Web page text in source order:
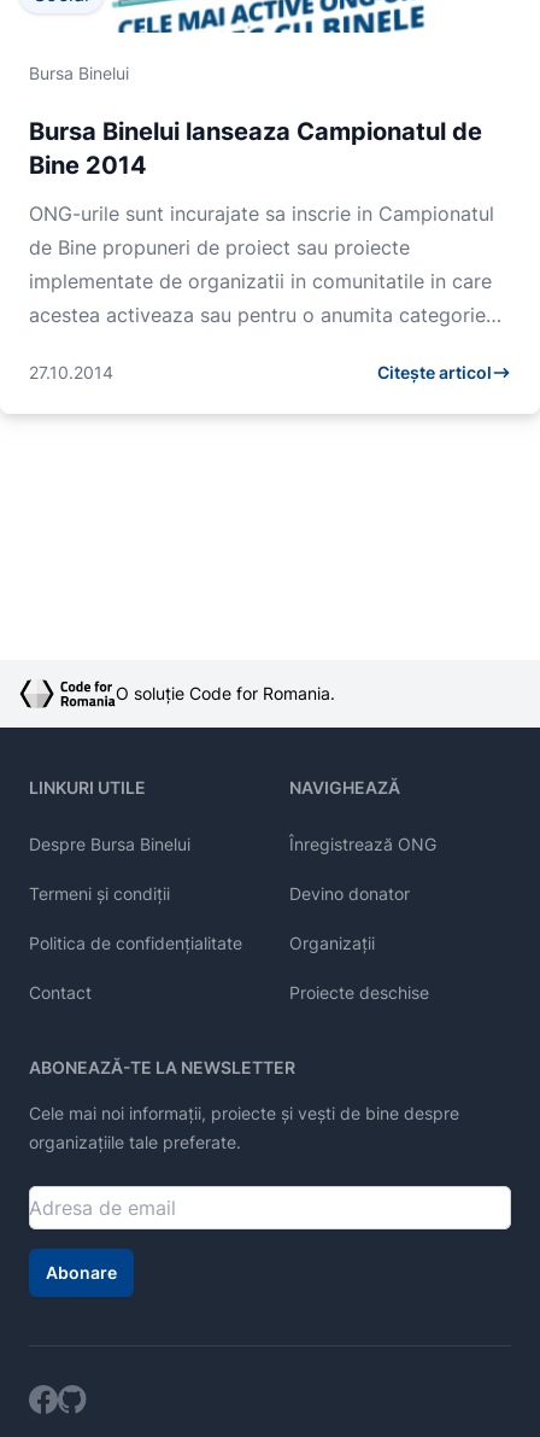
Bursa Binelui
Bursa Binelui lanseaza Campionatul de
Bine 2014
ONG-urile sunt incurajate sa inscrie in Campionatul
de Bine propuneri de proiect sau proiecte
implementate de organizatii in comunitatile in care
acestea activeaza sau pentru o anumita categorie
27.10.2014 Citește articol
O soluție Code for Romania.
LINKURI UTILE
Despre Bursa Binelui
Termeni și condiții
Politica de confidențialitate
Contact
NAVIGHEAZĂ
Înregistrează ONG
Devino donator
Organizații
Proiecte deschise
ABONEAZĂ-TE LA NEWSLETTER
Cele mai noi informații, proiecte și vești de bine despre
organizațiile tale preferate.
Abonare